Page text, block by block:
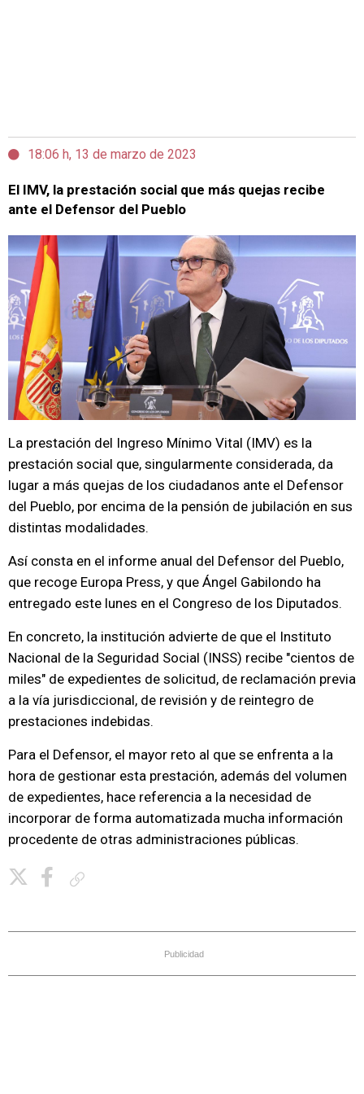
18:06 h, 13 de marzo de 2023
El IMV, la prestación social que más quejas recibe
ante el Defensor del Pueblo
La prestación del Ingreso Mínimo Vital (IMV) es la
prestación social que, singularmente considerada, da
lugar a más quejas de los ciudadanos ante el Defensor
del Pueblo, por encima de la pensión de jubilación en sus
distintas modalidades.
Así consta en el informe anual del Defensor del Pueblo,
que recoge Europa Press, y que Ángel Gabilondo ha
entregado este lunes en el Congreso de los Diputados.
En concreto, la institución advierte de que el Instituto
Nacional de la Seguridad Social (INSS) recibe "cientos de
miles" de expedientes de solicitud, de reclamación previa
a la vía jurisdiccional, de revisión y de reintegro de
prestaciones indebidas.
Para el Defensor, el mayor reto al que se enfrenta a la
hora de gestionar esta prestación, además del volumen
de expedientes, hace referencia a la necesidad de
incorporar de forma automatizada mucha información
procedente de otras administraciones públicas.
Publicidad